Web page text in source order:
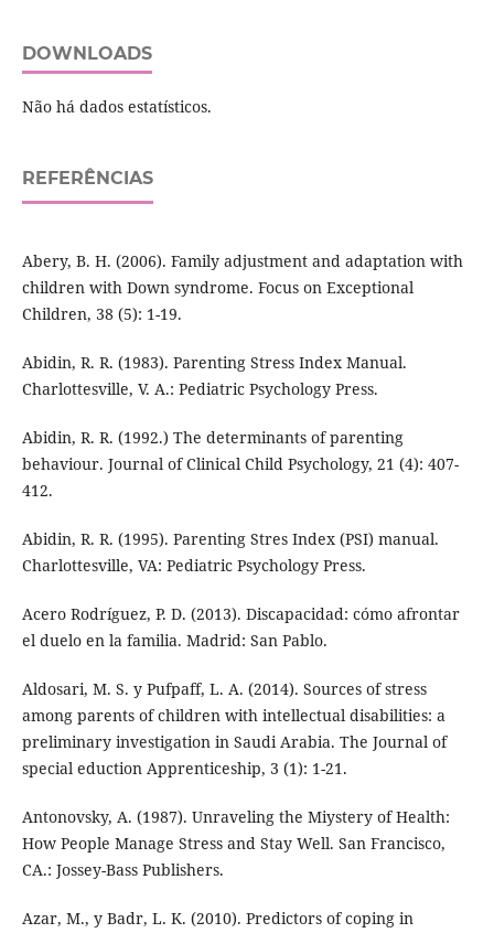
DOWNLOADS
Não há dados estatísticos.
REFERÊNCIAS
Abery, B. H. (2006). Family adjustment and adaptation with
children with Down syndrome. Focus on Exceptional
Children, 38 (5): 1-19.
Abidin, R. R. (1983). Parenting Stress Index Manual.
Charlottesville, V. A.: Pediatric Psychology Press.
Abidin, R. R. (1992.) The determinants of parenting
behaviour. Journal of Clinical Child Psychology, 21 (4): 407-
412.
Abidin, R. R. (1995). Parenting Stres Index (PSI) manual.
Charlottesville, VA: Pediatric Psychology Press.
Acero Rodríguez, P. D. (2013). Discapacidad: cómo afrontar
el duelo en la familia. Madrid: San Pablo.
Aldosari, M. S. y Pufpaff, L. A. (2014). Sources of stress
among parents of children with intellectual disabilities: a
preliminary investigation in Saudi Arabia. The Journal of
special eduction Apprenticeship, 3 (1): 1-21.
Antonovsky, A. (1987). Unraveling the Miystery of Health:
How People Manage Stress and Stay Well. San Francisco,
CA.: Jossey-Bass Publishers.
Azar, M., y Badr, L. K. (2010). Predictors of coping in